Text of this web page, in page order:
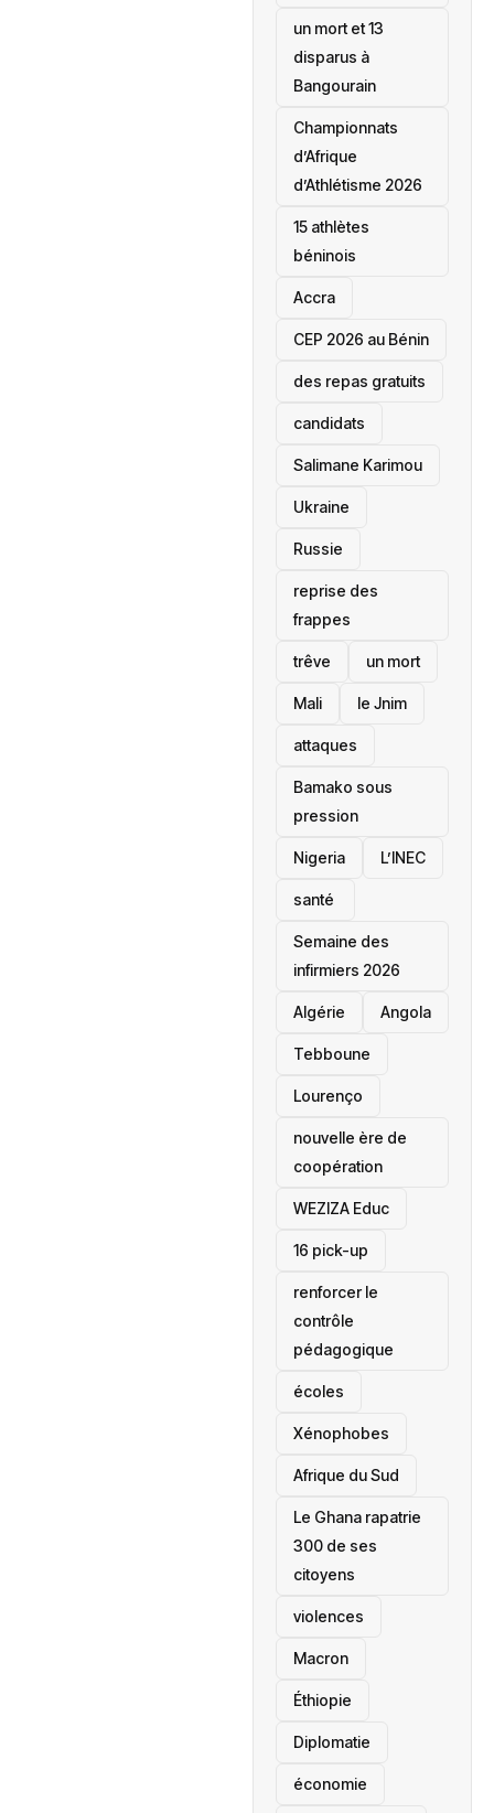
un mort et 13
disparus à
Bangourain
‎Championnats
d’Afrique
d’Athlétisme 2026
15 athlètes
béninois
Accra
‎CEP 2026 au Bénin
des repas gratuits
candidats
Salimane Karimou
Ukraine
Russie
reprise des
frappes
trêve un mort
Mali le Jnim
attaques
Bamako sous
pression
‎Nigeria L’INEC
santé ‎
Semaine des
infirmiers 2026
‎Algérie Angola
Tebboune
Lourenço
nouvelle ère de
coopération
‎WEZIZA Educ
16 pick-up
renforcer le
contrôle
pédagogique
écoles
‎Xénophobes
Afrique du Sud
Le Ghana rapatrie
300 de ses
citoyens
violences
Macron
Éthiopie
Diplomatie
économie